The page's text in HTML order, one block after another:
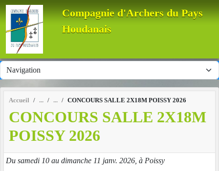
Compagnie d'Archers du Pays
Houdanais
Accueil CONCOURS SALLE 2X18M POISSY 2026
CONCOURS SALLE 2X18M
POISSY 2026
Du samedi 10 au dimanche 11 janv. 2026, à Poissy
Panneau de gestion des cookies